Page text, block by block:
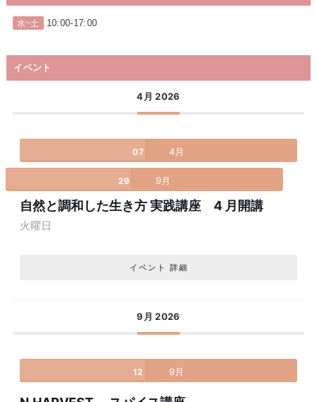
水~土 10:00-17:00
イベント
4月 2026
07 4月
29 9月
自然と調和した生き方 実践講座 4 月開講
火曜日
イベント 詳細
9月 2026
12 9月